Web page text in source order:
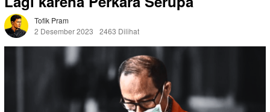
Tofik Pram
2 Desember 2023
2463 Dilihat